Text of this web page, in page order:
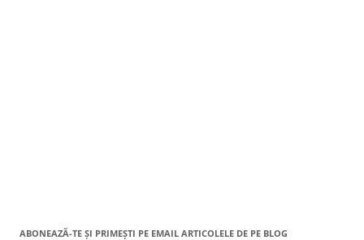
ABONEAZĂ-TE ȘI PRIMEȘTI PE EMAIL ARTICOLELE DE PE BLOG